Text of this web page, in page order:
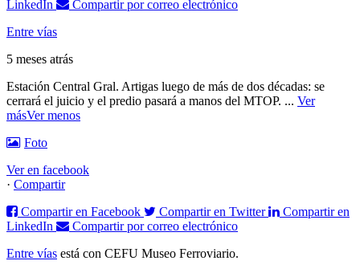
LinkedIn
Compartir por correo electrónico
Entre vías
5 meses atrás
Estación Central Gral. Artigas luego de más de dos décadas: se
cerrará el juicio y el predio pasará a manos del MTOP. ... Ver
másVer menos
Foto
Ver en facebook
· Compartir
Compartir en Facebook
Compartir en Twitter
Compartir en
LinkedIn
Compartir por correo electrónico
Entre vías está con CEFU Museo Ferroviario.